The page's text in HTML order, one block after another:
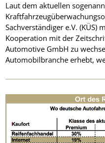
Laut dem aktuellen
Sachverständiger e.V. (KÜS)
Kooperation mit der
Automotive GmbH zu
Automobilbranche erhebt,